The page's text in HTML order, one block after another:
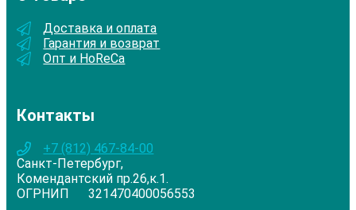
Доставка и оплата
Гарантия и возврат
Опт и HoReCa
Контакты
+7 (812) 467-84-00
Санкт-Петербург,
Комендантский пр.26,к.1.
ОГРНИП 321470400056553